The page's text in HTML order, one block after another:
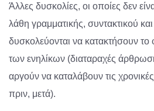
Άλλες δυσκολίες, οι οποίες δεν
λάθη γραμματικής, συντακτικού
δυσκολεύονται να κατακτήσουν
των ενηλίκων (διαταραχές
αργούν να καταλάβουν τις
πριν, μετά).